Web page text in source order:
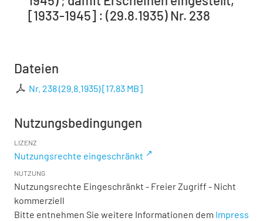
[1933-1945] : (29.8.1935) Nr. 238
Dateien
Nr. 238 (29.8.1935)[17,83 MB]
Nutzungsbedingungen
LIZENZ
Nutzungsrechte eingeschränkt
NUTZUNG
Nutzungsrechte Eingeschränkt - Freier Zugriff - Nicht
kommerziell
Bitte entnehmen Sie weitere Informationen dem Impress